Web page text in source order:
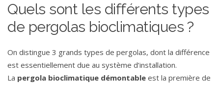
Quels sont les différents types
de pergolas bioclimatiques ?
On distingue 3 grands types de pergolas, dont la différence
est essentiellement due au système d’installation.
La pergola bioclimatique démontable est la première de